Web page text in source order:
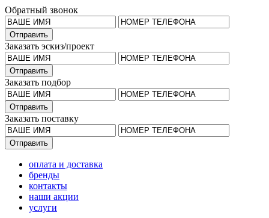
Обратный звонок
Заказать эскиз/проект
Заказать подбор
Заказать поставку
оплата и доставка
бренды
контакты
наши акции
услуги